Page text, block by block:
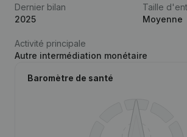
Dernier bilan
2025
Taille
Moyenne
Activité principale
Autre intermédiation monétaire
Baromètre de santé